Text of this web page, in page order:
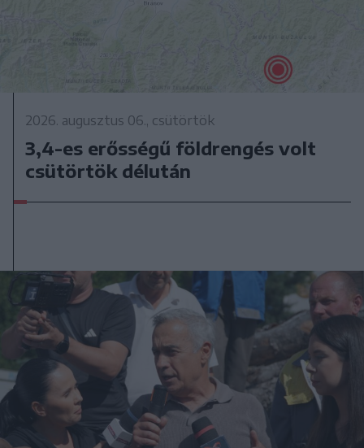
2026. augusztus 06., csütörtök
3,4-es erősségű földrengés volt
csütörtök délután